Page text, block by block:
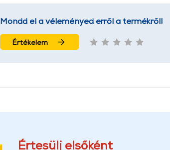
Mondd el a véleményed erről a termékről!
Értékelem
Értesülj elsőként